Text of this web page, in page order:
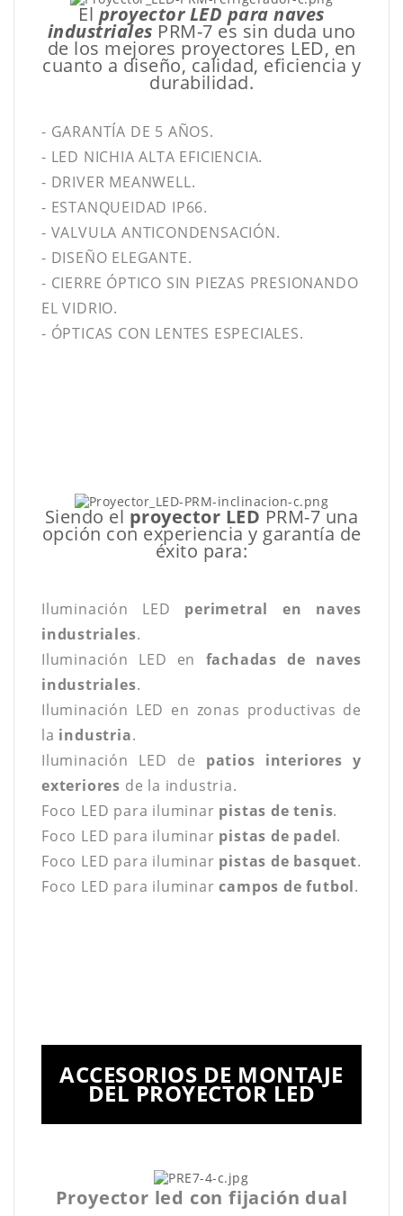
El proyector LED para naves
industriales PRM-7 es sin duda uno
de los mejores proyectores LED, en
cuanto a diseño, calidad, eficiencia y
durabilidad.
- GARANTÍA DE 5 AÑOS.
- LED NICHIA ALTA EFICIENCIA.
- DRIVER MEANWELL.
- ESTANQUEIDAD IP66.
- VALVULA ANTICONDENSACIÓN.
- DISEÑO ELEGANTE.
- CIERRE ÓPTICO SIN PIEZAS PRESIONANDO
EL VIDRIO.
- ÓPTICAS CON LENTES ESPECIALES.
Siendo el proyector LED PRM-7 una
opción con experiencia y garantía de
éxito para:
Iluminación LED perimetral en naves
industriales.
Iluminación LED en fachadas de naves
industriales.
Iluminación LED en zonas productivas de
la industria.
Iluminación LED de patios interiores y
exteriores de la industria.
Foco LED para iluminar pistas de tenis.
Foco LED para iluminar pistas de padel.
Foco LED para iluminar pistas de basquet.
Foco LED para iluminarcampos de futbol.
ACCESORIOS DE MONTAJE
DEL PROYECTOR LED
Proyector led con fijación dual